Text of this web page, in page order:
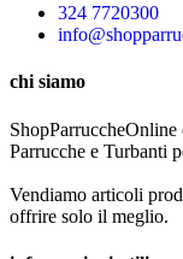
324 7720300
chi siamo
Parrucche e Turbanti
Vendiamo articoli
offrire solo il meglio.